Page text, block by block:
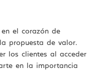
el corazón de
propuesta de valor.
los clientes al acceder
en la importancia